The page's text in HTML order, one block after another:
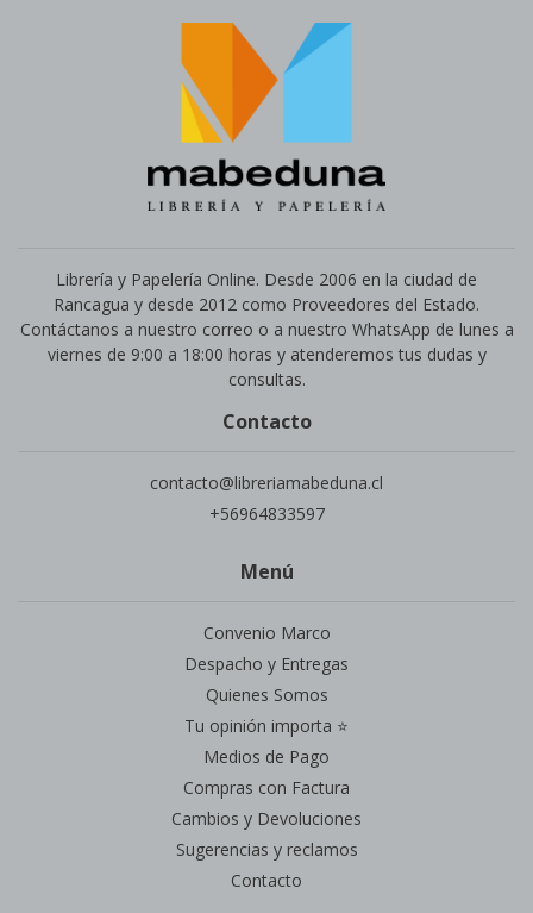
Librería y Papelería Online. Desde 2006 en la ciudad de
Rancagua y desde 2012 como Proveedores del Estado.
Contáctanos a nuestro correo o a nuestro WhatsApp de lunes a
viernes de 9:00 a 18:00 horas y atenderemos tus dudas y
consultas.
Contacto
contacto@libreriamabeduna.cl
+56964833597
Menú
Convenio Marco
Despacho y Entregas
Quienes Somos
Tu opinión importa ⭐
Medios de Pago
Compras con Factura
Cambios y Devoluciones
Sugerencias y reclamos
Contacto